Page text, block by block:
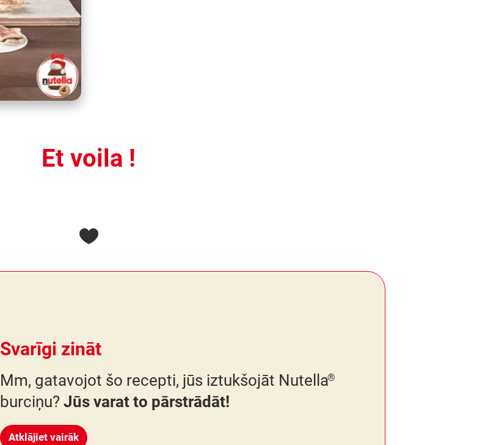
Et voila !
Svarīgi zināt
Mm, gatavojot šo recepti, jūs iztukšojāt Nutella®
burciņu? Jūs varat to pārstrādāt!
Atklājiet vairāk